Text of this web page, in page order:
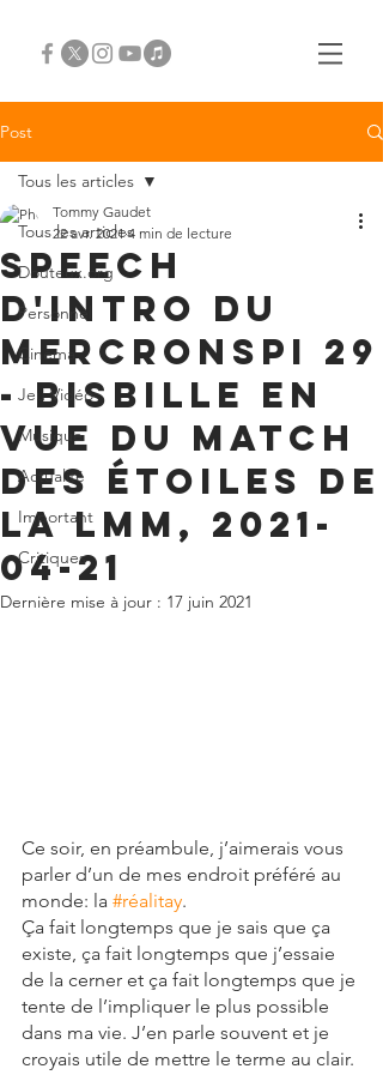
Post
Tous les articles
Douteux.org
Personnel
Cinéma
Jeu Vidéo
Musique
Actualité
Important
Critiques
Tous les articles
Speech
d'intro du
Mercronspi 29
- bisbille en
vue du match
des étoiles de
la LMM, 2021-
04-21
Tommy Gaudet
22 avr. 2021 4 min de lecture
Dernière mise à jour : 17 juin 2021
Ce soir, en préambule, j’aimerais vous
parler d’un de mes endroit préféré au
monde: la #réalitay.
Ça fait longtemps que je sais que ça
existe, ça fait longtemps que j’essaie
de la cerner et ça fait longtemps que je
tente de l’impliquer le plus possible
dans ma vie. J’en parle souvent et je
croyais utile de mettre le terme au clair.